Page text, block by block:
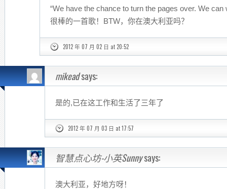
“We have the chance to turn the pages over. We can
很棒的一首歌！BTW，你在澳大利亚吗？
2012 年 07 月 02 日 at 20:52
mikeadsays:
是的,已在这工作和生活了三年了
2012 年 07 月 03 日 at 17:57
智慧点心坊-小英Sunnysays:
澳大利亚，好地方呀！